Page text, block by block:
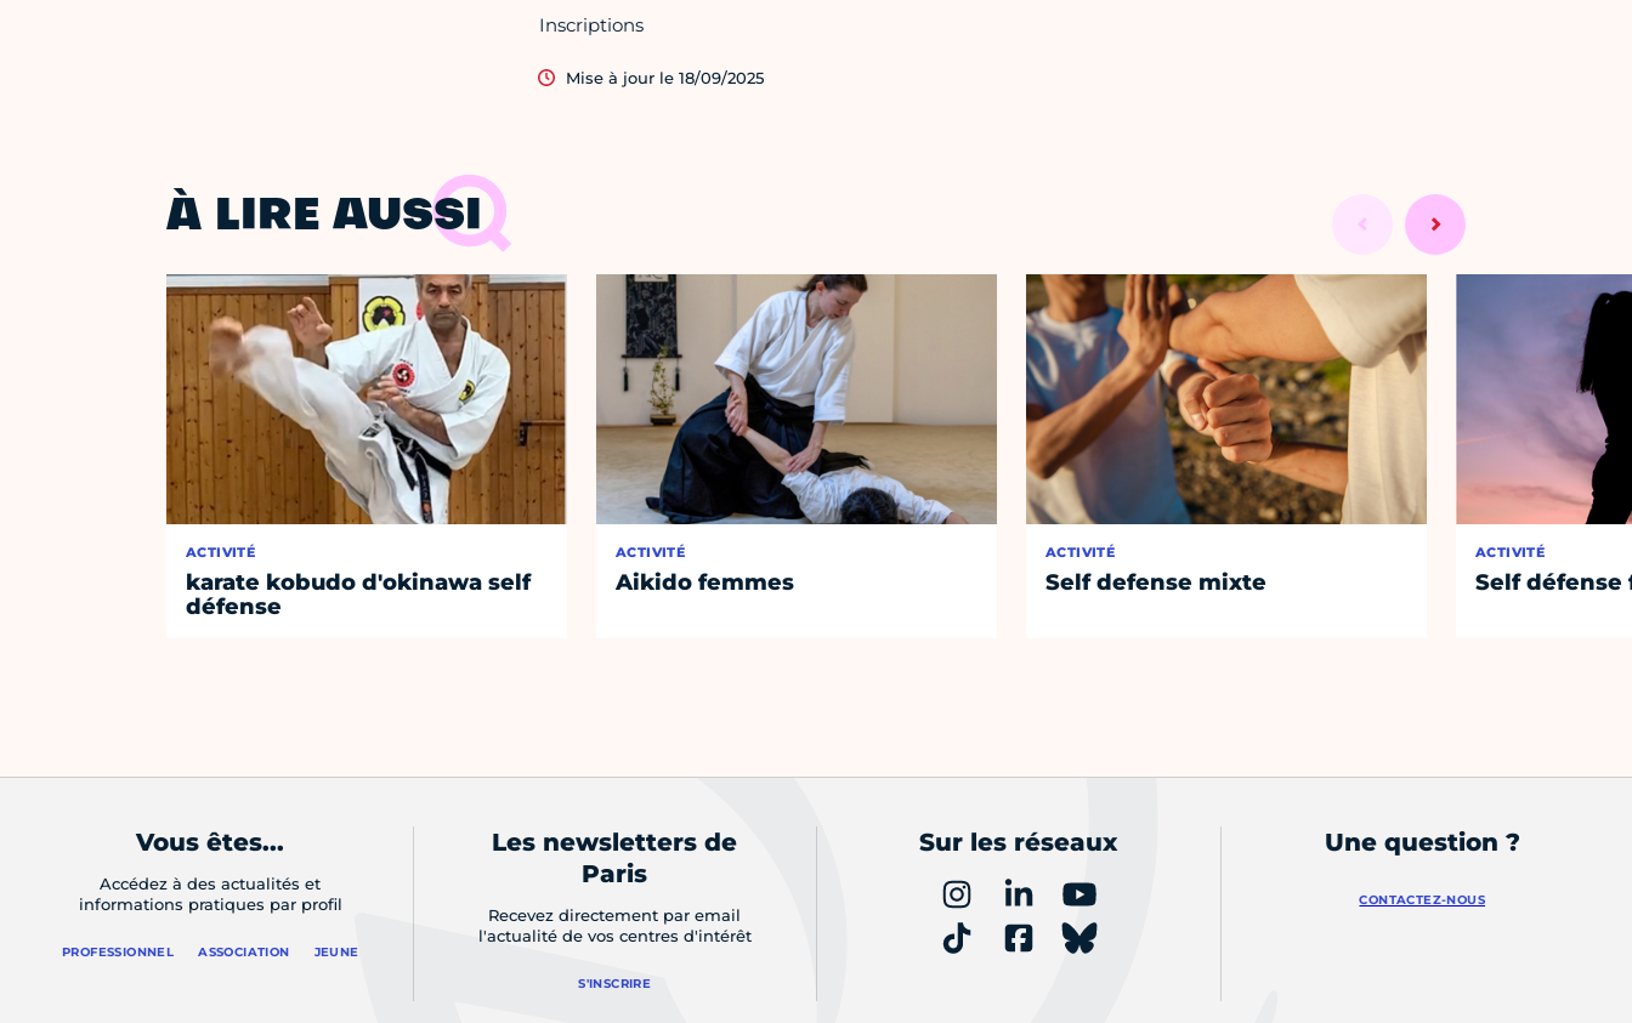
Inscriptions
Mise à jour le 18/09/2025
À LIRE AUSSI
ACTIVITÉ
karate kobudo d'okinawa self
défense
ACTIVITÉ
Aikido femmes
ACTIVITÉ
Self defense mixte
ACTIVITÉ
Self défense
Vous êtes...
Accédez à des actualités et
informations pratiques par profil
PROFESSIONNEL ASSOCIATION JEUNE
Les newsletters de
Paris
Recevez directement par email
l'actualité de vos centres d'intérêt
S'INSCRIRE
Sur les réseaux Une question ?
CONTACTEZ-NOUS